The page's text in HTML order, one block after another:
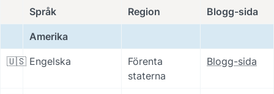
Språk Region Blogg-sida
Amerika
🇺🇸 Engelska
Förenta
staterna
Blogg-sida